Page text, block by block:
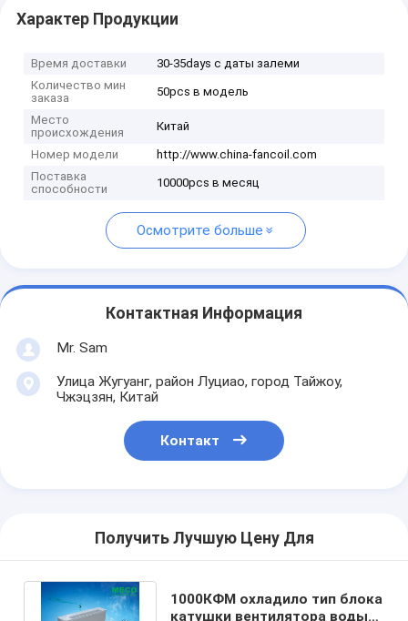
Характер Продукции
Время доставки
30-35days с даты залеми
Количество мин
заказа
50pcs в модель
Место
происхождения
Китай
Номер модели
http://www.china-fancoil.com
Поставка
способности
10000pcs в месяц
Осмотрите больше
Контактная Информация
Mr. Sam
Улица Жугуанг, район Луциао, город Тайжоу,
Чжэцзян, Китай
Контакт
Получить Лучшую Цену Для
1000КФМ охладило тип блока
катушки вентилятора воды